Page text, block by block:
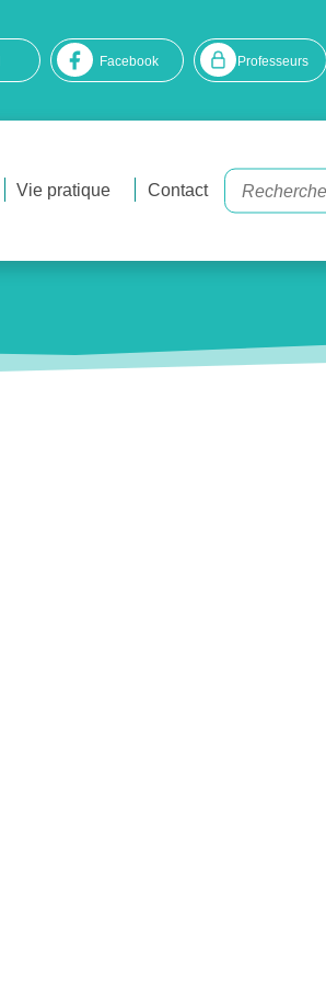
Facebook Professeurs
Vie pratique Contact